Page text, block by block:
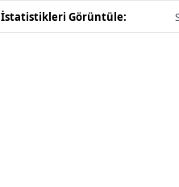
İstatistikleri Görüntüle: